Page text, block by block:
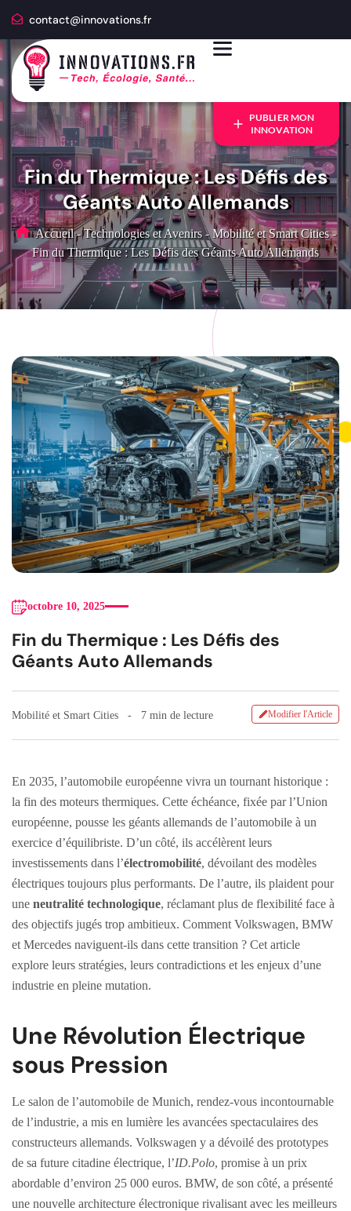
contact@innovations.fr
PUBLIER MON
INNOVATION
Fin du Thermique : Les Défis des
Géants Auto Allemands
Accueil - Technologies et Avenirs - Mobilité et Smart Cities -
Fin du Thermique : Les Défis des Géants Auto Allemands
octobre 10, 2025
Fin du Thermique : Les Défis des
Géants Auto Allemands
Mobilité et Smart Cities 7 min de lecture Modifier l'Article
En 2035, l’automobile européenne vivra un tournant historique :
la fin des moteurs thermiques. Cette échéance, fixée par l’Union
européenne, pousse les géants allemands de l’automobile à un
exercice d’équilibriste. D’un côté, ils accélèrent leurs
investissements dans l’électromobilité, dévoilant des modèles
électriques toujours plus performants. De l’autre, ils plaident pour
une neutralité technologique, réclamant plus de flexibilité face à
des objectifs jugés trop ambitieux. Comment Volkswagen, BMW
et Mercedes naviguent-ils dans cette transition ? Cet article
explore leurs stratégies, leurs contradictions et les enjeux d’une
industrie en pleine mutation.
Une Révolution Électrique
sous Pression
Le salon de l’automobile de Munich, rendez-vous incontournable
de l’industrie, a mis en lumière les avancées spectaculaires des
constructeurs allemands. Volkswagen y a dévoilé des prototypes
de sa future citadine électrique, l’ID.Polo, promise à un prix
abordable d’environ 25 000 euros. BMW, de son côté, a présenté
une nouvelle architecture électronique rivalisant avec les meilleurs